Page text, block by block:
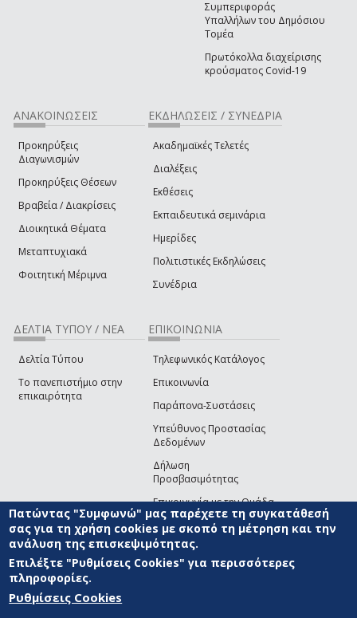
Συμπεριφοράς
Υπαλλήλων του Δημόσιου
Τομέα
Πρωτόκολλα διαχείρισης
κρούσματος Covid-19
ΑΝΑΚΟΙΝΩΣΕΙΣ
Προκηρύξεις
Διαγωνισμών
Προκηρύξεις Θέσεων
Βραβεία / Διακρίσεις
Διοικητικά Θέματα
Μεταπτυχιακά
Φοιτητική Μέριμνα
ΕΚΔΗΛΩΣΕΙΣ / ΣΥΝΕΔΡΙΑ
Ακαδημαϊκές Τελετές
Διαλέξεις
Εκθέσεις
Εκπαιδευτικά σεμινάρια
Ημερίδες
Πολιτιστικές Εκδηλώσεις
Συνέδρια
ΔΕΛΤΙΑ ΤΥΠΟΥ / ΝΕΑ
Δελτία Τύπου
Το πανεπιστήμιο στην
επικαιρότητα
ΕΠΙΚΟΙΝΩΝΙΑ
Τηλεφωνικός Κατάλογος
Επικοινωνία
Παράπονα-Συστάσεις
Υπεύθυνος Προστασίας
Δεδομένων
Δήλωση
Προσβασιμότητας
Επικοινωνία με την Ομάδα
Ανάπτυξης του site(link sends e-mail)
© ΠΑΝΕΠΙΣΤΗΜΙΟ ΑΙΓΑΙΟΥ ΟΡΟΙ ΧΡΗΣΗΣ
ΑΝΑΠΤΥΞΗΣ
Πατώντας "Συμφωνώ" μας παρέχετε τη συγκατάθεσή
σας για τη χρήση cookies με σκοπό τη μέτρηση και την
ανάλυση της επισκεψιμότητας.
Επιλέξτε "Ρυθμίσεις Cookies" για περισσότερες
πληροφορίες.
Ρυθμίσεις Cookies